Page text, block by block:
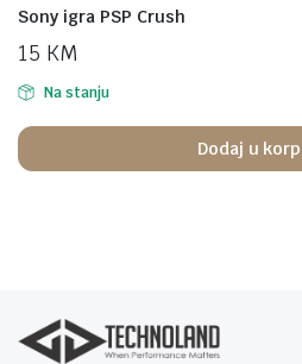
Sony igra PSP Crush
15 KM
Na stanju
Dodaj u